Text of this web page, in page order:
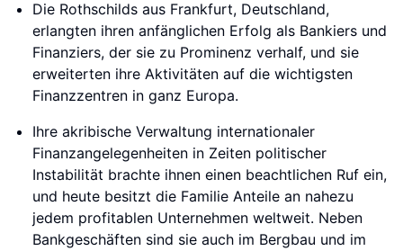
Die Rothschilds aus Frankfurt, Deutschland,
erlangten ihren anfänglichen Erfolg als Bankiers und
Finanziers, der sie zu Prominenz verhalf, und sie
erweiterten ihre Aktivitäten auf die wichtigsten
Finanzzentren in ganz Europa.
Ihre akribische Verwaltung internationaler
Finanzangelegenheiten in Zeiten politischer
Instabilität brachte ihnen einen beachtlichen Ruf ein,
und heute besitzt die Familie Anteile an nahezu
jedem profitablen Unternehmen weltweit. Neben
Bankgeschäften sind sie auch im Bergbau und im